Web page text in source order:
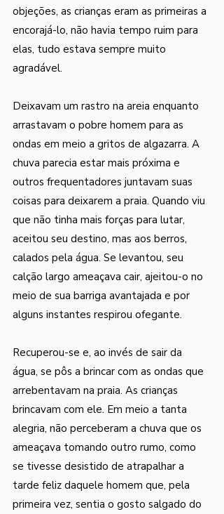
objeções, as crianças eram as primeiras a
encorajá-lo, não havia tempo ruim para
elas, tudo estava sempre muito
agradável.
Deixavam um rastro na areia enquanto
arrastavam o pobre homem para as
ondas em meio a gritos de algazarra. A
chuva parecia estar mais próxima e
outros frequentadores juntavam suas
coisas para deixarem a praia. Quando viu
que não tinha mais forças para lutar,
aceitou seu destino, mas aos berros,
calados pela água. Se levantou, seu
calção largo ameaçava cair, ajeitou-o no
meio de sua barriga avantajada e por
alguns instantes respirou ofegante.
Recuperou-se e, ao invés de sair da
água, se pôs a brincar com as ondas que
arrebentavam na praia. As crianças
brincavam com ele. Em meio a tanta
alegria, não perceberam a chuva que os
ameaçava tomando outro rumo, como
se tivesse desistido de atrapalhar a
tarde feliz daquele homem que, pela
primeira vez, sentia o gosto salgado do